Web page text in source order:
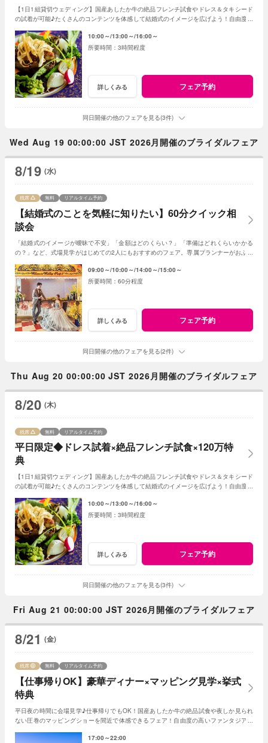
【1日1組貸切ウェディング】国産あしたか牛の絶品フレンチ試食やドレス＆タキシード
の試着が可能♪たくさんのコンテンツを体感して結婚式のイメージを広げよう！自由度が
10:00～ 13:00～ 16:00～
3時間程度
詳しくみる フェア予約
同日開催の他のフェアを見る(3件)
Wed Aug 19 00:00:00 JST 2026月開催のブライダルフェア
8/19 (水)
【結婚式のことを気軽に知りたい】60分クイック相
談会
残席 無料 リアルタイム予約
「結婚式のイメージが曖昧で不安」「金額はどのくらい？」「準備はどれくらいかかる
の？」など、式場見学がはじめての2人にもおすすめのフェア。専属プランナーがおふた
09:00～ 10:00～ 14:00～ 15:00～
60分程度
詳しくみる フェア予約
同日開催の他のフェアを見る(2件)
Thu Aug 20 00:00:00 JST 2026月開催のブライダルフェア
8/20 (木)
平日限定◆ドレス試着×絶品フレンチ試食×120万特
典
残席 無料 リアルタイム予約
【1日1組貸切ウェディング】国産あしたか牛の絶品フレンチ試食やドレス＆タキシード
の試着が可能♪たくさんのコンテンツを体感して結婚式のイメージを広げよう！自由度が
10:00～ 13:00～ 16:00～
3時間程度
詳しくみる フェア予約
同日開催の他のフェアを見る(3件)
Fri Aug 21 00:00:00 JST 2026月開催のブライダルフェア
8/21 (金)
【仕事帰りOK】豪華ディナー×マッピング見学×挙式
特典
残席 無料 リアルタイム予約
平日夜の時間に会場見学♪仕事帰りでもOK！国産あしたか牛の絶品試食や夜しか見られ
ない圧巻のマッピングショーを間近で体感できるフェア！自由度の高いファンタジアの
17:00～22:00